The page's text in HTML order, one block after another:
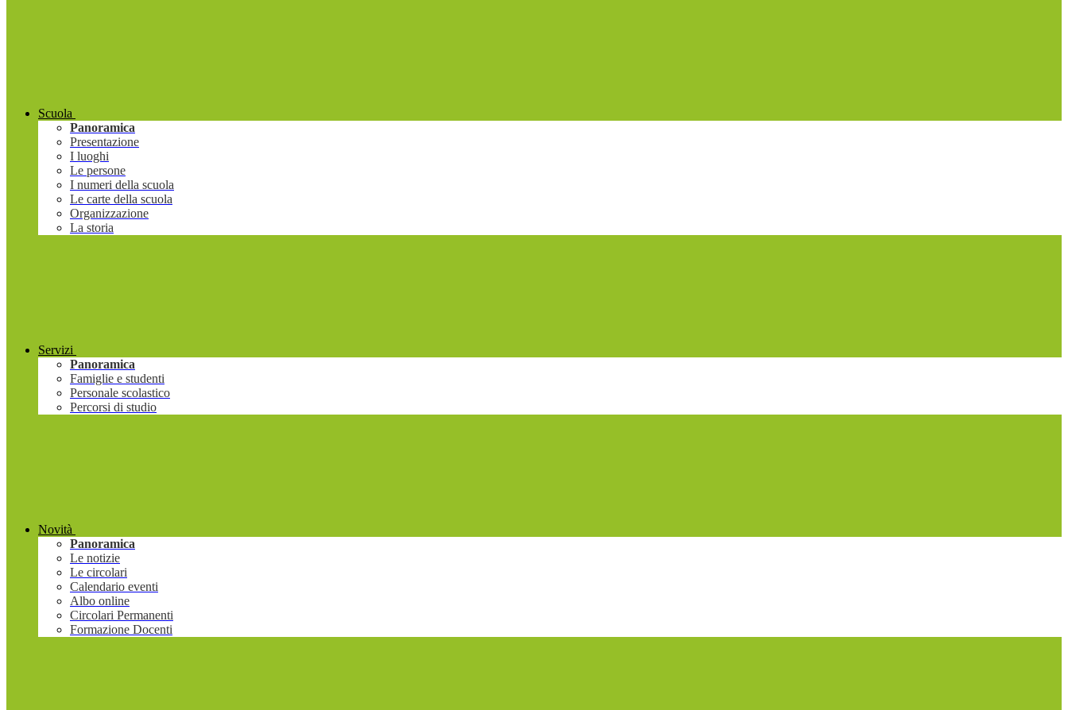
Scuola
Panoramica
Presentazione
I luoghi
Le persone
I numeri della scuola
Le carte della scuola
Organizzazione
La storia
Servizi
Panoramica
Famiglie e studenti
Personale scolastico
Percorsi di studio
Novità
Panoramica
Le notizie
Le circolari
Calendario eventi
Albo online
Circolari Permanenti
Formazione Docenti